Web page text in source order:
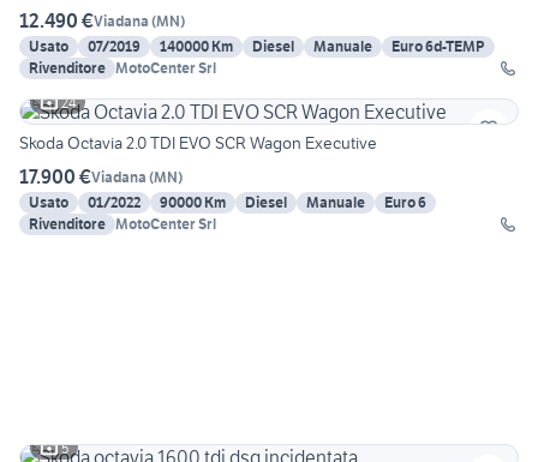
12.490 €Viadana (MN)
Usato
07/2019 140000 Km Diesel Manuale
Euro 6d-TEMP
Rivenditore MotoCenter Srl
24
Skoda Octavia 2.0 TDI EVO SCR Wagon Executive
17.900 €Viadana (MN)
Usato
01/2022 90000 Km Diesel Manuale
Euro 6
Rivenditore MotoCenter Srl
5